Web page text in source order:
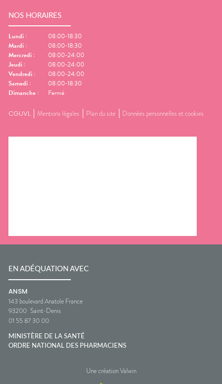
NOS HORAIRES
Lundi :
08:00-18:30
Mardi :
08:00-18:30
Mercredi :
08:00-24:00
Jeudi :
08:00-24:00
Vendredi :
08:00-24:00
Samedi :
08:00-18:30
Dimanche : Fermé
CGUVL Mentions légales Plan du site Données personnelles et cookies
EN ADÉQUATION AVEC
ANSM
143 boulevard Anatole France
93200 Saint-Denis
01 55 87 30 00
MINISTÈRE DE LA SANTÉ
ORDRE NATIONAL DES PHARMACIENS
Une création Valwin